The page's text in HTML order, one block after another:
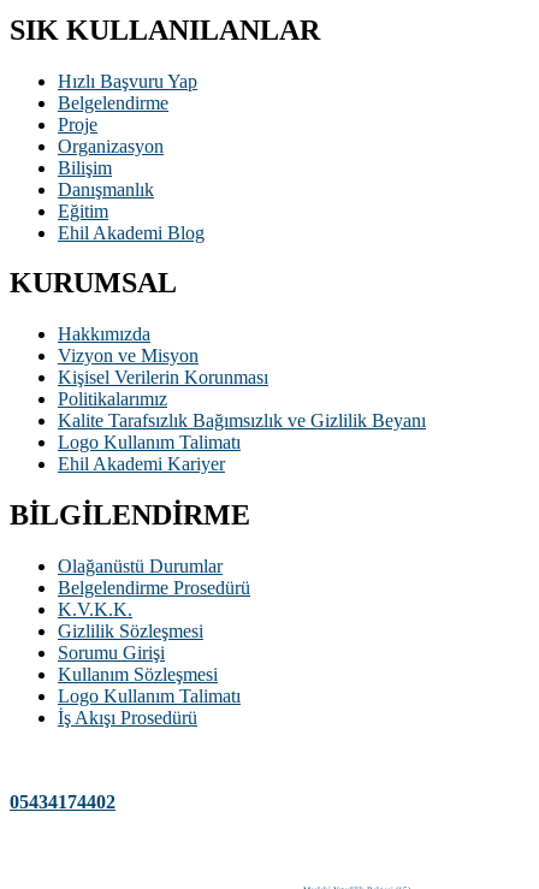
SIK KULLANILANLAR
Hızlı Başvuru Yap
Belgelendirme
Proje
Organizasyon
Bilişim
Danışmanlık
Eğitim
Ehil Akademi Blog
KURUMSAL
Hakkımızda
Vizyon ve Misyon
Kişisel Verilerin Korunması
Politikalarımız
Kalite Tarafsızlık Bağımsızlık ve Gizlilik Beyanı
Logo Kullanım Talimatı
Ehil Akademi Kariyer
BİLGİLENDİRME
Olağanüstü Durumlar
Belgelendirme Prosedürü
K.V.K.K.
Gizlilik Sözleşmesi
Sorumu Girişi
Kullanım Sözleşmesi
Logo Kullanım Talimatı
İş Akışı Prosedürü
05434174402